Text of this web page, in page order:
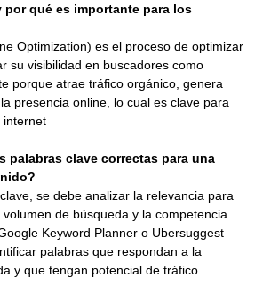
por qué es importante para los
Optimization) es el proceso de optimizar
su visibilidad en buscadores como
porque atrae tráfico orgánico, genera
presencia online, lo cual es clave para
internet
palabras clave correctas para una
se debe analizar la relevancia para
de búsqueda y la competencia.
Keyword Planner o Ubersuggest
palabras que respondan a la
y que tengan potencial de tráfico.